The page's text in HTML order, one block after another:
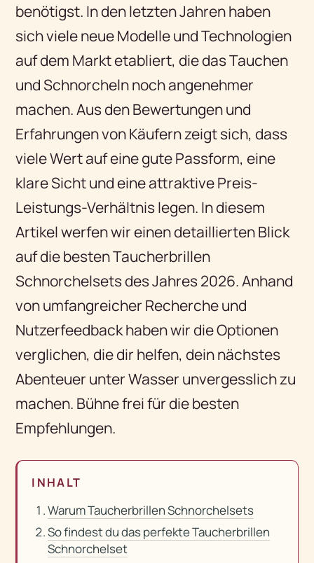
benötigst. In den letzten Jahren haben
sich viele neue Modelle und Technologien
auf dem Markt etabliert, die das Tauchen
und Schnorcheln noch angenehmer
machen. Aus den Bewertungen und
Erfahrungen von Käufern zeigt sich, dass
viele Wert auf eine gute Passform, eine
klare Sicht und eine attraktive Preis-
Leistungs-Verhältnis legen. In diesem
Artikel werfen wir einen detaillierten Blick
auf die besten Taucherbrillen
Schnorchelsets des Jahres 2026. Anhand
von umfangreicher Recherche und
Nutzerfeedback haben wir die Optionen
verglichen, die dir helfen, dein nächstes
Abenteuer unter Wasser unvergesslich zu
machen. Bühne frei für die besten
Empfehlungen.
INHALT
Warum Taucherbrillen Schnorchelsets
So findest du das perfekte Taucherbrillen
Schnorchelset